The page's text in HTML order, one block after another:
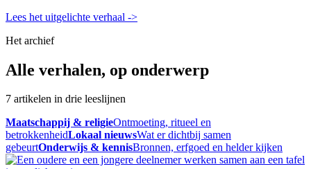
Lees het uitgelichte verhaal ->
Het archief
Alle verhalen, op onderwerp
7 artikelen in drie leeslijnen
Maatschappij & religieOntmoeting, ritueel en
betrokkenheidLokaal nieuwsWat er dichtbij samen
gebeurtOnderwijs & kennisBronnen, erfgoed en helder kijken